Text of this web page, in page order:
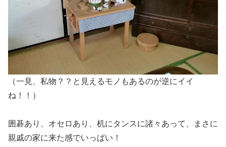
（一見、私物？？と見えるモノもあるのが逆にイイ
ね！！）
囲碁あり、オセロあり、机にタンスに諸々あって、まさに
親戚の家に来た感でいっぱい！